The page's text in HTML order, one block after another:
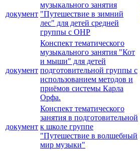
документ
музыкального занятия
"Путешествие в зимний
лес" для детей средней
группы с ОНР
документ
Конспект тематического
музыкального занятия "Кот
и мыши" для детей
подготовительной группы с
использованием методов и
приёмов системы Карла
Орфа.
документ
Конспект тематического
занятия в подготовительной
к школе группе
"Путешествие в волшебный
мир музыки"